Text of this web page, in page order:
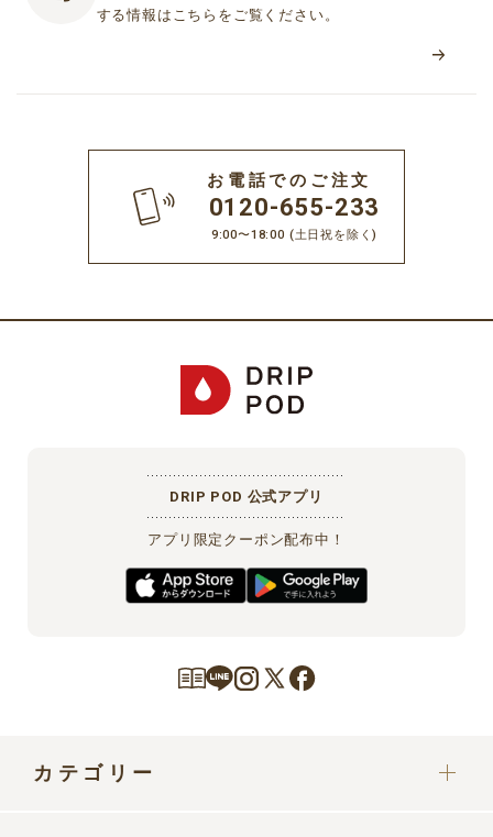
する情報はこちらをご覧ください。
お電話でのご注文
0120-655-233
9:00〜18:00 (土日祝を除く)
DRIP POD 公式アプリ
アプリ限定クーポン配布中！
カテゴリー